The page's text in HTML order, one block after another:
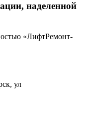
наделенной
«ЛифтРемонт-
ул